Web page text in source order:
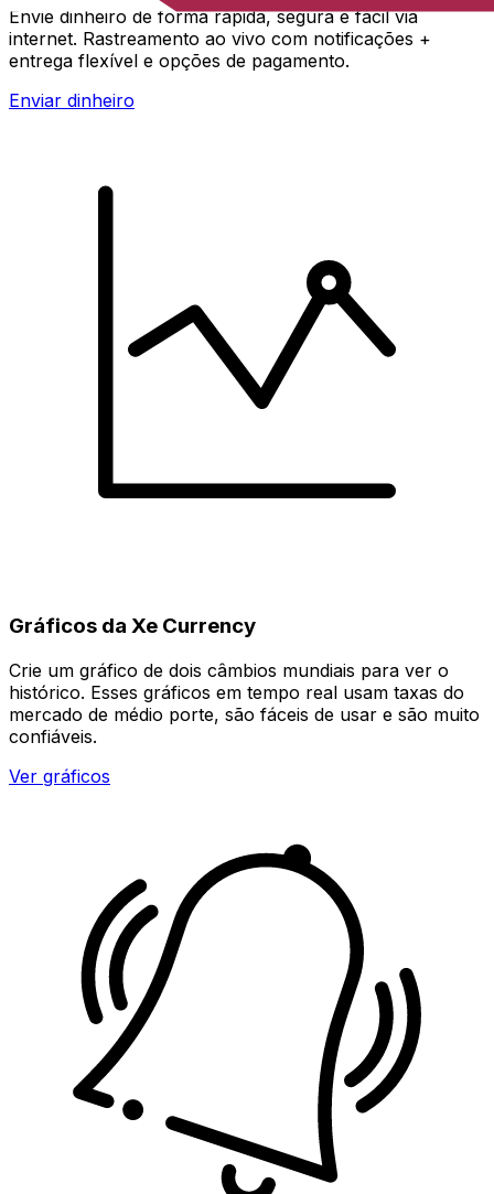
Envie dinheiro de forma rápida, segura e fácil via
internet. Rastreamento ao vivo com notificações +
entrega flexível e opções de pagamento.
Enviar dinheiro
Gráficos da Xe Currency
Crie um gráfico de dois câmbios mundiais para ver o
histórico. Esses gráficos em tempo real usam taxas do
mercado de médio porte, são fáceis de usar e são muito
confiáveis.
Ver gráficos